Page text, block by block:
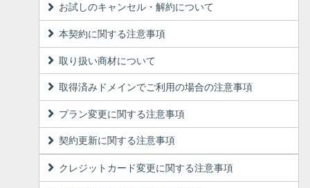
お試しのキャンセル・解約について
本契約に関する注意事項
取り扱い商材について
取得済みドメインでご利用の場合の注意事項
プラン変更に関する注意事項
契約更新に関する注意事項
クレジットカード変更に関する注意事項